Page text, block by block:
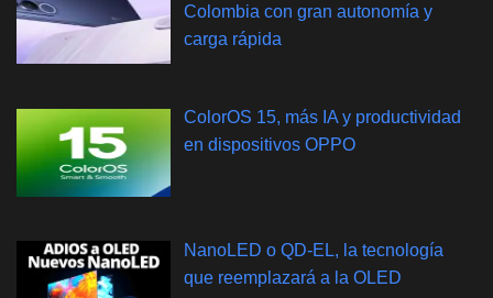
Colombia con gran autonomía y
carga rápida
ColorOS 15, más IA y productividad
en dispositivos OPPO
NanoLED o QD-EL, la tecnología
que reemplazará a la OLED